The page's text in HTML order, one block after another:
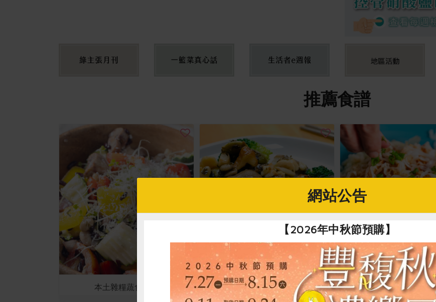
推薦食譜
高麗菜海鮮煎餅
本土雜糧蔬食沙拉 清燙時蔬佐堅果油醬
網站公告
【2026年中秋節預購】